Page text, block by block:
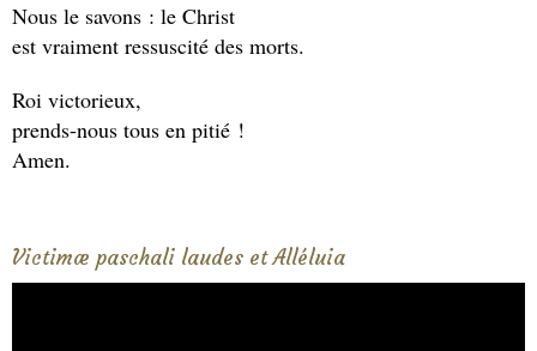
Nous le savons : le Christ
est vraiment ressuscité des morts.
Roi victorieux,
prends-nous tous en pitié !
Amen.
Victimæ paschali laudes et Alléluia